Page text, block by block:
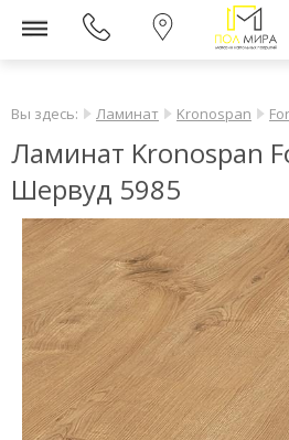
Вы здесь: Ламинат Kronospan
Ламинат Kronospan
Шервуд 5985